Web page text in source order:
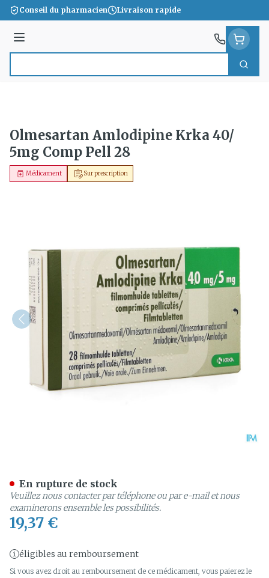
Aller au contenu
Conseil du pharmacien Livraison rapide
Menu
Olmesartan Amlodipine Krka 40/
5mg Comp Pell 28
Sur prescription
Médicament
19,37 €
éligibles au remboursement
Si vous avez droit au remboursement de ce médicament, vous paierez le
En rupture de stock
Veuillez nous contacter par téléphone ou par e-mail et nous
examinerons ensemble les possibilités.